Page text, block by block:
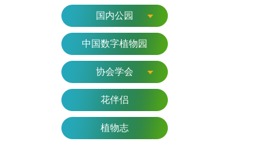
国内公园
中国数字植物园
协会学会
花伴侣
植物志